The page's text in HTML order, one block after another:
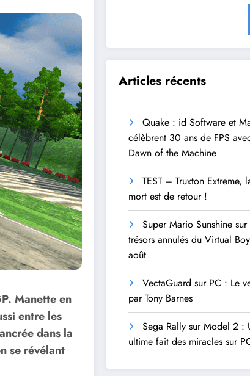
Manette en
entre les
dans la
se révélant
Articles récents
Quake : id Software et
célèbrent 30 ans de FPS
Dawn of the Machine
TEST – Truxton Extreme,
mort est de retour !
Super Mario Sunshine
trésors annulés du Virtual
août
VectaGuard sur PC : Le
par Tony Barnes
Sega Rally sur Model 2 :
ultime fait des miracles sur